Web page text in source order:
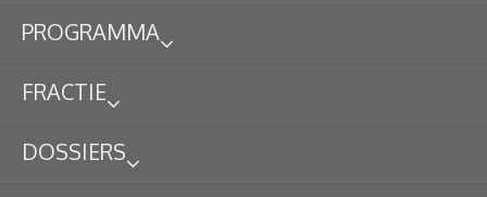
PROGRAMMA
FRACTIE
DOSSIERS